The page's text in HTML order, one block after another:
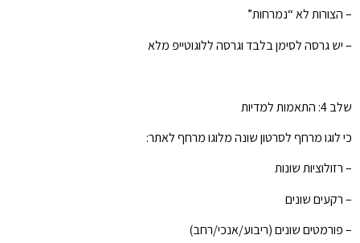
– הצורות לא “נמרחות”
– יש גרסה לסימן בלבד וגרסה ללוגוטייפ מלא
שלב 4: התאמות למדיות
כי לוגו מרחף לסרטון שונה מלוגו מרחף לאתר:
– רזולוציות שונות
– רקעים שונים
– פורמטים שונים (ריבוע/אנכי/רחב)